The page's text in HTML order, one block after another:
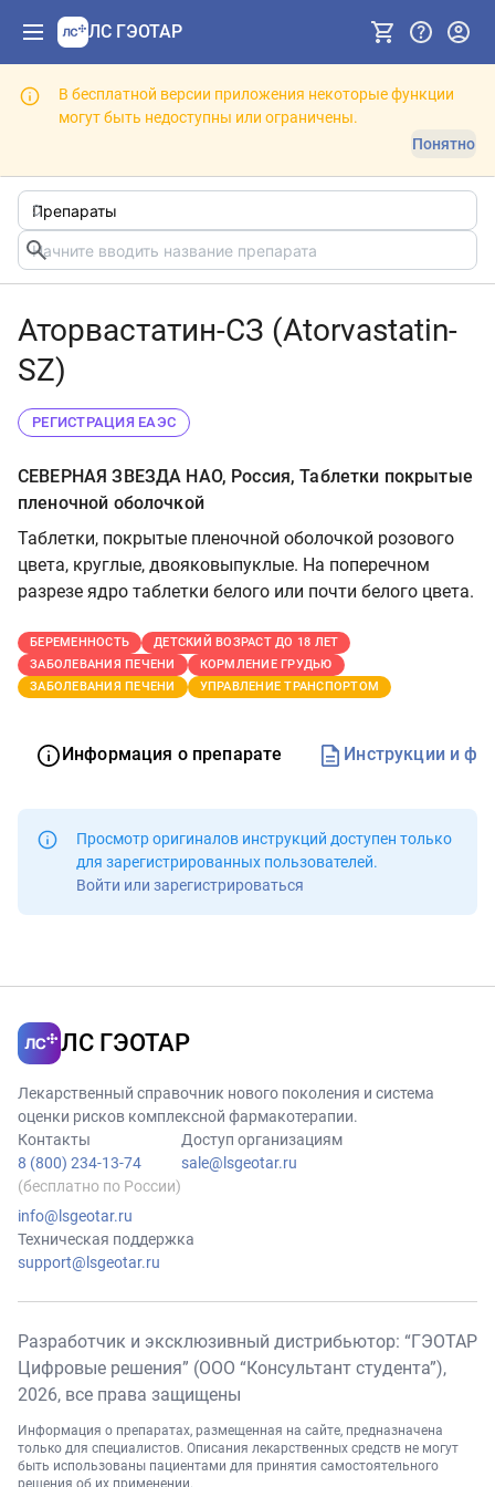
ЛС ГЭОТАР
В бесплатной версии приложения некоторые функции
могут быть недоступны или ограничены.
Понятно
Аторвастатин-СЗ (Atorvastatin-
SZ)
РЕГИСТРАЦИЯ ЕАЭС
СЕВЕРНАЯ ЗВЕЗДА НАО, Россия, Таблетки покрытые
пленочной оболочкой
Таблетки, покрытые пленочной оболочкой розового
цвета, круглые, двояковыпуклые. На поперечном
разрезе ядро таблетки белого или почти белого цвета.
БЕРЕМЕННОСТЬ
ДЕТСКИЙ ВОЗРАСТ ДО 18 ЛЕТ
ЗАБОЛЕВАНИЯ ПЕЧЕНИ
КОРМЛЕНИЕ ГРУДЬЮ
ЗАБОЛЕВАНИЯ ПЕЧЕНИ
УПРАВЛЕНИЕ ТРАНСПОРТОМ
Информация о препарате Инструкции и
Просмотр оригиналов инструкций доступен только
для зарегистрированных пользователей.
Войти или зарегистрироваться
ЛС ГЭОТАР
Лекарственный справочник нового поколения и система
оценки рисков комплексной фармакотерапии.
Контакты
8 (800) 234-13-74
(бесплатно по России)
info@lsgeotar.ru
Доступ организациям
sale@lsgeotar.ru
Техническая поддержка
support@lsgeotar.ru
Разработчик и эксклюзивный дистрибьютор: “ГЭОТАР
Цифровые решения” (ООО “Консультант студента”),
2026, все права защищены
Информация о препаратах, размещенная на сайте, предназначена
только для специалистов. Описания лекарственных средств не могут
быть использованы пациентами для принятия самостоятельного